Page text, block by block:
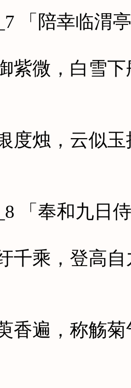
陪幸临渭亭
微，白雪下
烛，云似玉
奉和九日侍
乘，登高自
遍，称觞菊